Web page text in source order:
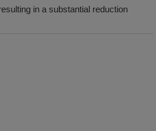
in a substantial reduction